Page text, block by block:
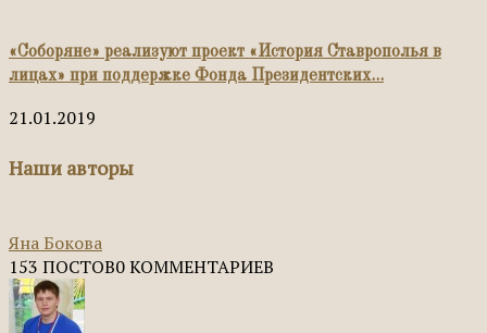
«Соборяне» реализуют проект «История Ставрополья в
лицах» при поддержке Фонда Президентских...
21.01.2019
Наши авторы
Яна Бокова
153 ПОСТОВ0 КОММЕНТАРИЕВ